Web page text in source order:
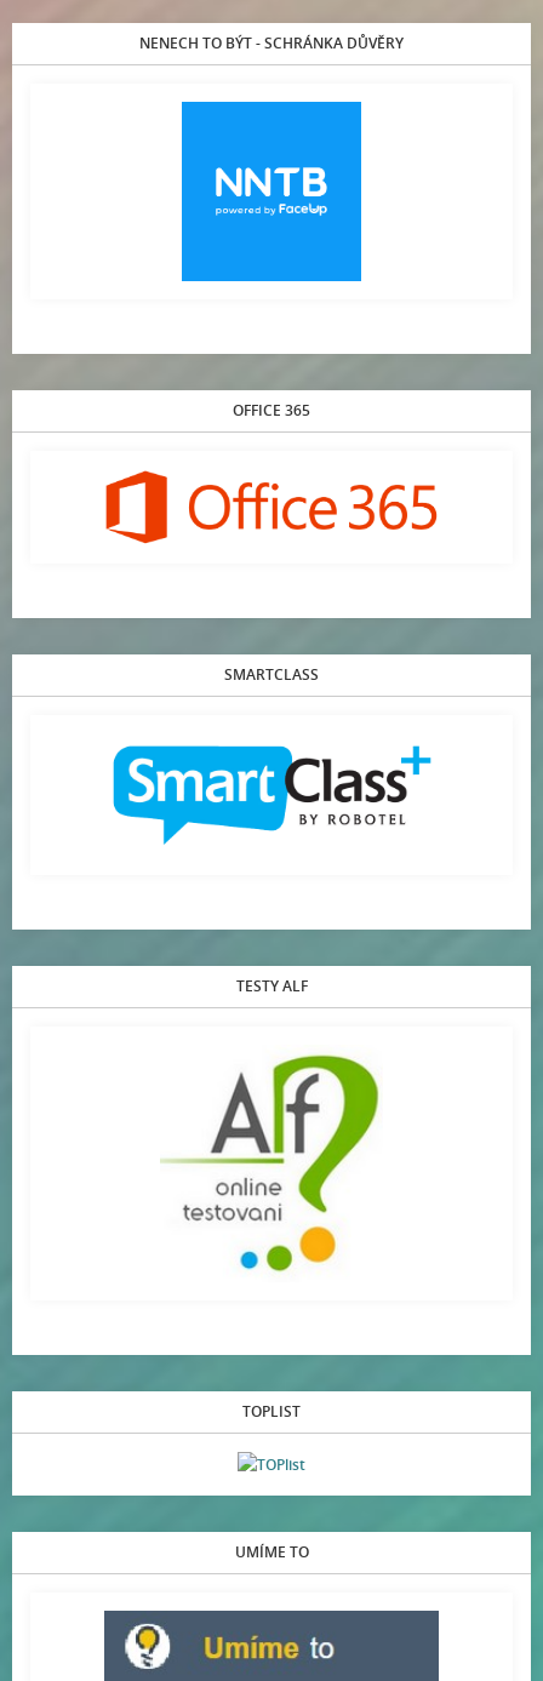
NENECH TO BÝT - SCHRÁNKA DŮVĚRY
OFFICE 365
SMARTCLASS
TESTY ALF
TOPLIST
UMÍME TO